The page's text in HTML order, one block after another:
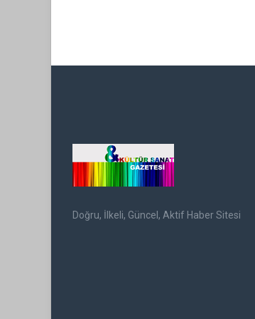
Doğru, İlkeli, Güncel, Aktif Haber Sitesi